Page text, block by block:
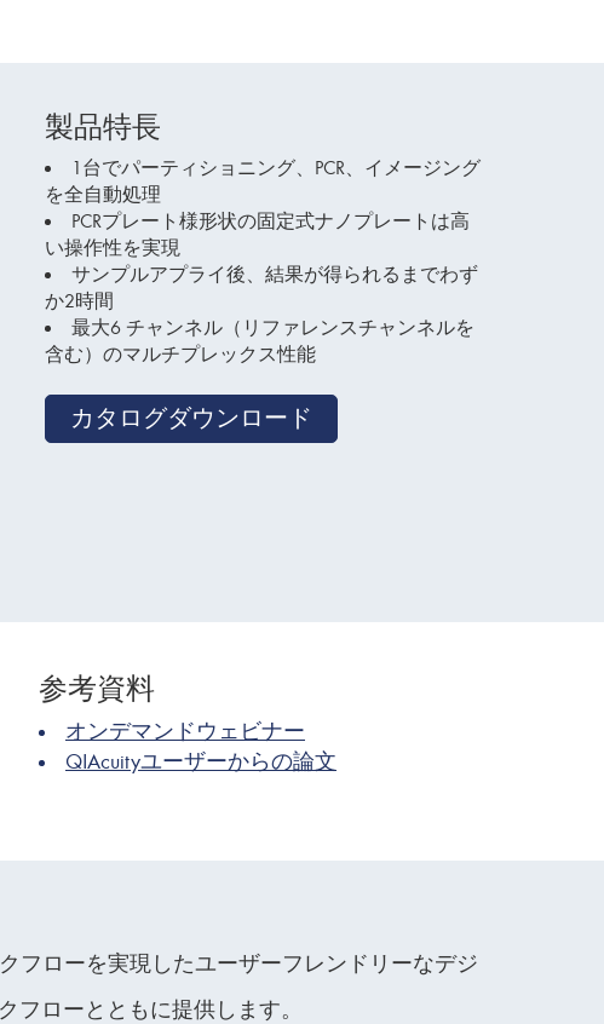
製品特長
1台でパーティショニング、PCR、イメージング
を全自動処理
PCRプレート様形状の固定式ナノプレートは高
い操作性を実現
サンプルアプライ後、結果が得られるまでわず
か2時間
最大6 チャンネル（リファレンスチャンネルを
含む）のマルチプレックス性能
カタログダウンロード
参考資料
オンデマンドウェビナー
QIAcuityユーザーからの論文
フローを実現したユーザーフレンドリーなデジ
ローとともに提供します。